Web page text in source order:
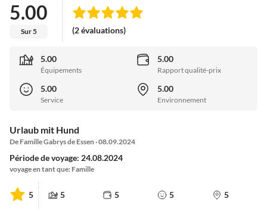
5.00
Sur 5 (2 évaluations)
5.00
Équipements
5.00
Rapport qualité-prix
5.00
Service
5.00
Environnement
Urlaub mit Hund
De Famille Gabrys de Essen · 08.09.2024
Période de voyage: 24.08.2024
voyage en tant que: Famille
5 5 5 5 5